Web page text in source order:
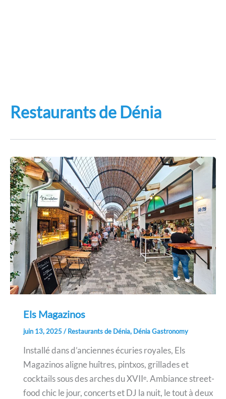
Restaurants de Dénia
Els Magazinos
juin 13, 2025/Restaurants de Dénia, Dénia Gastronomy
Installé dans d’anciennes écuries royales, Els
Magazinos aligne huîtres, pintxos, grillades et
cocktails sous des arches du XVIIᵉ. Ambiance street-
food chic le jour, concerts et DJ la nuit, le tout à deux